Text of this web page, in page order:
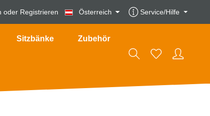
oder Registrieren Österreich Service/Hilfe
Sitzbänke Zubehör